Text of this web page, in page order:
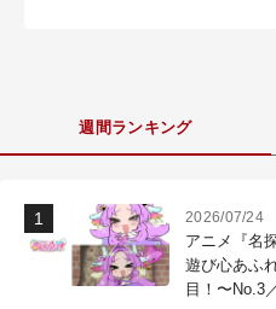
週間ランキング
2026/07/24
アニメ『名
遊び心あふ
目！〜No.3